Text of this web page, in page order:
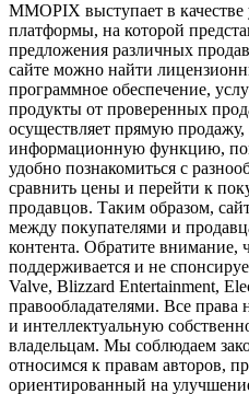
MMOPIX выступает в
платформы, на которой
предложения различных
сайте можно найти
программное обеспечение,
продукты от проверенных
осуществляет прямую
информационную функцию,
удобно познакомиться с
сравнить цены и перейти к
продавцов. Таким образом,
между покупателями и
контента. Обратите внимание,
поддерживается и не
Valve, Blizzard Entertainment,
правообладателями. Все
и интеллектуальную
владельцам. Мы соблюдаем
относимся к правам авторов,
ориентированный на